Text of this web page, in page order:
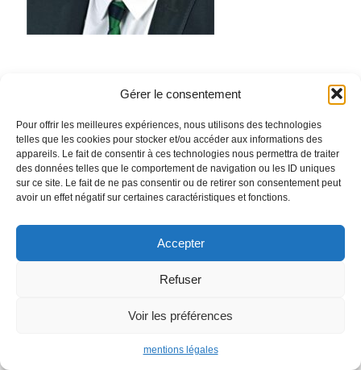
Gérer le consentement
Pour offrir les meilleures expériences, nous utilisons des technologies
telles que les cookies pour stocker et/ou accéder aux informations des
appareils. Le fait de consentir à ces technologies nous permettra de traiter
des données telles que le comportement de navigation ou les ID uniques
sur ce site. Le fait de ne pas consentir ou de retirer son consentement peut
avoir un effet négatif sur certaines caractéristiques et fonctions.
Accepter
Refuser
Voir les préférences
mentions légales
Procivis Provence | L'immobilier qui a du sens | 2021 |
Mentions légales